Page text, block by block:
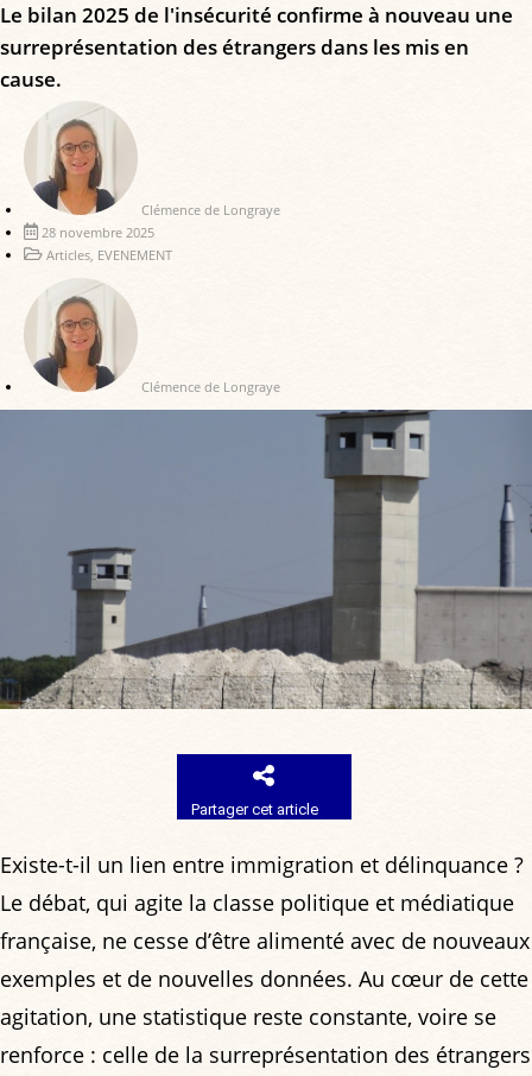
Le bilan 2025 de l'insécurité confirme à nouveau une
surreprésentation des étrangers dans les mis en
cause.
Clémence de Longraye
28 novembre 2025
Articles, EVENEMENT
Clémence de Longraye
Partager cet article
Existe-t-il un lien entre immigration et délinquance ?
Le débat, qui agite la classe politique et médiatique
française, ne cesse d’être alimenté avec de nouveaux
exemples et de nouvelles données. Au cœur de cette
agitation, une statistique reste constante, voire se
renforce : celle de la surreprésentation des étrangers